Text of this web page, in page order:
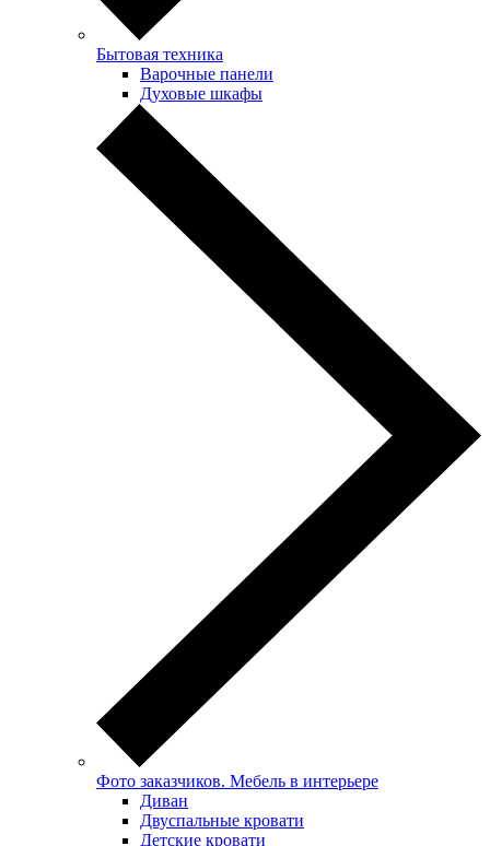
Бытовая техника
Варочные панели
Духовые шкафы
Фото заказчиков. Мебель в интерьере
Диван
Двуспальные кровати
Детские кровати